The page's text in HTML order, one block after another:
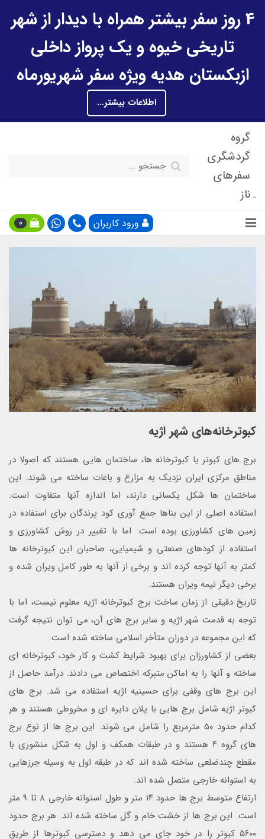
4 روز سفر بیشتر همراه با دیدار از شهر
تاریخی خیوه و یک پرواز داخلی
ازبکستان هدیه ویژه سفر شهریورماه
اطلاعات بیشتر...
گروه
گردشگری
سفرهای
ناز
ورود کاربران 0
کبوترخانه‌های شهر اژیه
برج های کبوتر یا کبوترخانه ها، ساختمان هایی هستند که اصولا در
مناطق مرکزی ایران نزدیک به مزارع و باغات ساخته می شوند. این
ساختمان ها شکل یکسانی دارند، اما اندازه آنها متفاوت است.
استفاده اصلی از این بناها جمع آوری کود پرندگان برای استفاده در
زمین های کشاورزی بوده است. اما با تغییر در روش کشاورزی و
استفاده از کودهای صنعتی و شیمیایی، صاحبان این کبوترخانه ها
کمتر به آنها توجه کرده اند و برخی از آنها به طور کامل ویران شده و
برخی دیگر نیمه ویران هستند.
تاریخ دقیقی از زمان ساخت برج کبوترخانه اژیه معلوم نیست، اما با
توجه به قدمت شهر اژیه و سایر برج های آن، می توان نتیجه گرفت
که این مجموعه در دوران متأخر اسلامی ساخته شده است.
بعضی از کشاورزان برای بهبود شرایط کشت و کار خود، کبوترخانه ای
ساخته و آنها را به اماکن متبرکه اختصاص می دادند. درآمد حاصل از
این برج های وقفی برای حسینیه اژیه استفاده می شد. برج های
کبوتر اژیه شامل برج هایی با پلان دایره ای و مخروطی هستند و هر
کدام حدود ۵۰ مترمربع را شامل می شوند. این برج ها از نوع برج
های گروه ۴ هستند و در طبقات همکف و اول به شکل منشوری با
مقطع چندضلعی ساخته شده اند که در طبقه اول به وسیله جرزهایی
به استوانه خارجی متصل شده اند.
ارتفاع متوسط برج ها حدود ۱۴ متر و طول استوانه خارجی ۸ تا ۹ متر
است. این برج ها از خشت خام و گل ساخته شده اند. هر برج حدود
۵۶۰۰ کبوتر را در خود جای می دهد و دسترسی کبوترها از طریق